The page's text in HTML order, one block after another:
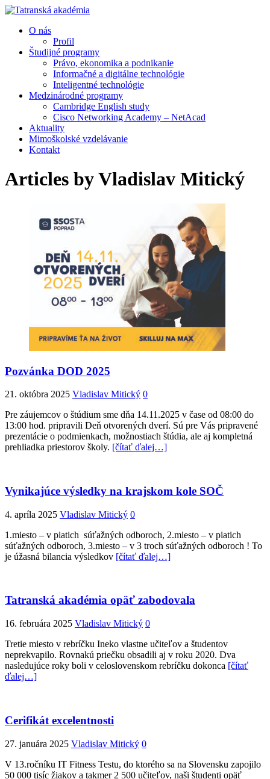
O nás
Profil
Študijné programy
Právo, ekonomika a podnikanie
Informačné a digitálne technológie
Inteligentné technológie
Medzinárodné programy
Cambridge English study
Cisco Networking Academy – NetAcad
Aktuality
Mimoškolské vzdelávanie
Kontakt
Articles byVladislav Mitický
Pozvánka DOD 2025
21. októbra 2025 Vladislav Mitický 0
Pre záujemcov o štúdium sme dňa 14.11.2025 v čase od 08:00 do
13:00 hod. pripravili Deň otvorených dverí. Sú pre Vás pripravené
prezentácie o podmienkach, možnostiach štúdia, ale aj kompletná
prehliadka priestorov školy. [čítať ďalej…]
Vynikajúce výsledky na krajskom kole SOČ
4. apríla 2025 Vladislav Mitický 0
1.miesto – v piatich súťažných odboroch, 2.miesto – v piatich
súťažných odboroch, 3.miesto – v 3 troch súťažných odboroch ! To
je úžasná bilancia výsledkov [čítať ďalej…]
Tatranská akadémia opäť zabodovala
16. februára 2025 Vladislav Mitický 0
Tretie miesto v rebríčku Ineko vlastne učiteľov a študentov
neprekvapilo. Rovnakú priečku obsadili aj v roku 2020. Dva
nasledujúce roky boli v celoslovenskom rebríčku dokonca [čítať
ďalej…]
Cerifikát excelentnosti
27. januára 2025 Vladislav Mitický 0
V 13.ročníku IT Fitness Testu, do ktorého sa na Slovensku zapojilo
50 000 tisíc žiakov a takmer 2 500 učiteľov, naši študenti opäť